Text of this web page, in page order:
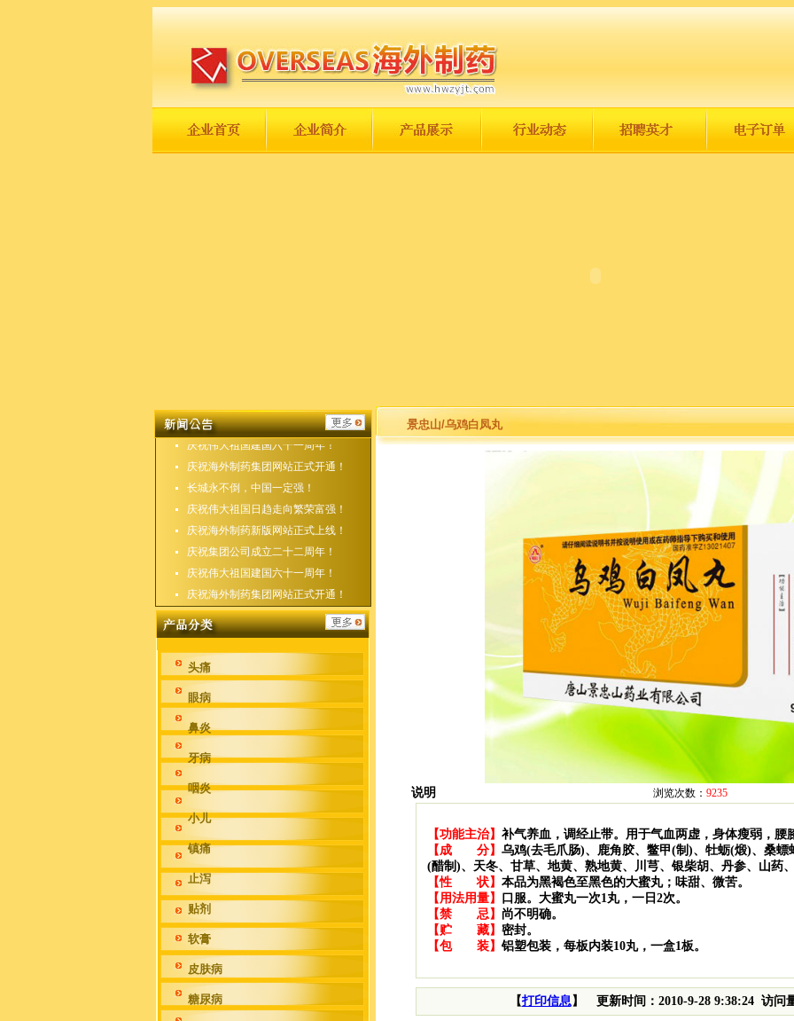
庆祝集团公司成立二十二周年！
庆祝伟大祖国建国六十一周年！
庆祝海外制药集团网站正式开通！
长城永不倒，中国一定强！
庆祝伟大祖国日趋走向繁荣富强！
庆祝海外制药新版网站正式上线！
庆祝集团公司成立二十二周年！
庆祝伟大祖国建国六十一周年！
庆祝海外制药集团网站正式开通！
头痛
眼病
鼻炎
牙病
咽炎
小儿
镇痛
止泻
贴剂
软膏
皮肤病
糖尿病
景忠山/乌鸡白凤丸
说明 浏览次数： 9235
【功能主治】 补气养血，调经止带。用于气血两虚，身体瘦弱，腰
【成 分】 乌鸡(去毛爪肠)、鹿角胶、鳖甲(制)、牡蛎(煅)、桑
(醋制)、天冬、甘草、地黄、熟地黄、川芎、银柴胡、丹参、山药
【性 状】 本品为黑褐色至黑色的大蜜丸；味甜、微苦。
【用法用量】
口服。大蜜丸一次1丸，一日2次。
【禁 忌】 尚不明确。
【贮 藏】 密封。
【包 装】 铝塑包装，每板内装10丸，一盒1板。
【打印信息】 更新时间：2010-9-28 9:38:24 访问